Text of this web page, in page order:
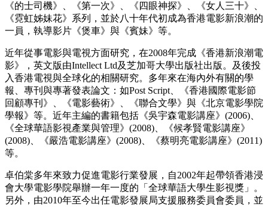
《的士司機》、《第一次》、《四眼神探》、《女人三十》、
《霓虹姊妹花》系列，並於八十年代初成為香港電影新浪潮的
一員，執導影片《煲車》與《賓妹》等。
近年從事電影與電視方面研究，在2008年完成《香港新浪潮電
影》，英文版由Intellect Ltd及芝加哥大學出版社出版。及後投
入香港電視與全球化的相關研究。多年來在海內外有關的學
報、專刊與專著發表論文：如Post Script、《香港國際電影節
回顧專刊》、《電影藝術》、《聯合文學》與《北京電影學院
學報》等。近年主編的書籍包括《吳宇森電影講座》(2006)、
《全球華語影視產業與管理》(2008)、《候孝賢電影講座》
(2008)、《嚴浩電影講座》(2008)、《蔡明亮電影講座》(2011)
等。
卓伯棠多年來致力促進電影行業發展，自2002年起帶領香港浸
會大學電影學院舉辦一年一度的「全球華語大學生影視獎」。
另外，由2010年至今出任電影發展局支援服務委員會委員，並